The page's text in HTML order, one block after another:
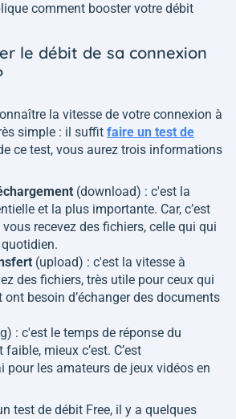
comment booster votre débit
le débit de sa connexion
la vitesse de votre connexion à
simple : il suffit faire un test de
ce test, vous aurez trois informations
(download) : c'est la
et la plus importante. Car, c’est
recevez des fichiers, celle qui qui
(upload) : c'est la vitesse à
des fichiers, très utile pour ceux qui
besoin d’échanger des documents
: c'est le temps de réponse du
mieux c’est. C’est
pour les amateurs de jeux vidéos en
test de débit Free, il y a quelques